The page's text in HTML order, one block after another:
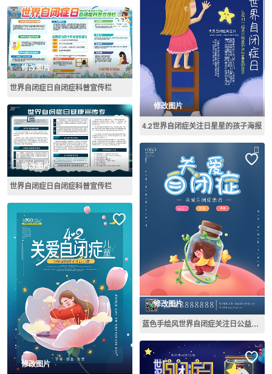
修改图片
世界自闭症日自闭症科普宣传栏
修改图片
世界自闭症日自闭症科普宣传栏
修改图片
修改图片
4.2世界自闭症关注日星星的孩子海报
修改图片
蓝色手绘风世界自闭症关注日公益宣传海报